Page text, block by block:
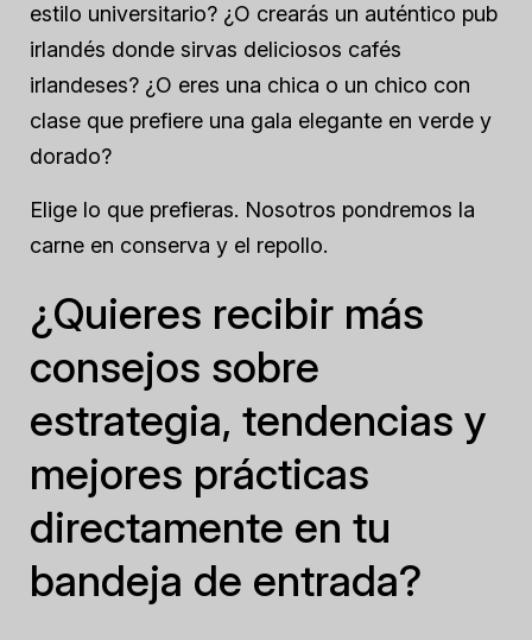
estilo universitario? ¿O crearás un auténtico pub
irlandés donde sirvas deliciosos cafés
irlandeses? ¿O eres una chica o un chico con
clase que prefiere una gala elegante en verde y
dorado?
Elige lo que prefieras. Nosotros pondremos la
carne en conserva y el repollo.
¿Quieres recibir más
consejos sobre
estrategia, tendencias y
mejores prácticas
directamente en tu
bandeja de entrada?